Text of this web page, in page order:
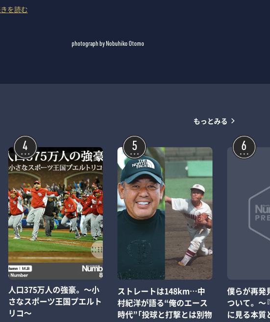
を読む
photograph by Nobuhiko Otomo
もっとみる
4
人口375万人の強豪。 ～小
さなスポーツ王国プエルト
リコ～
5
ストレートは148km…中
村紀洋が語る“俺のエース
時代”「投球と打撃とは別物
6
僕らが再発
ついて。 ～
に見る本質